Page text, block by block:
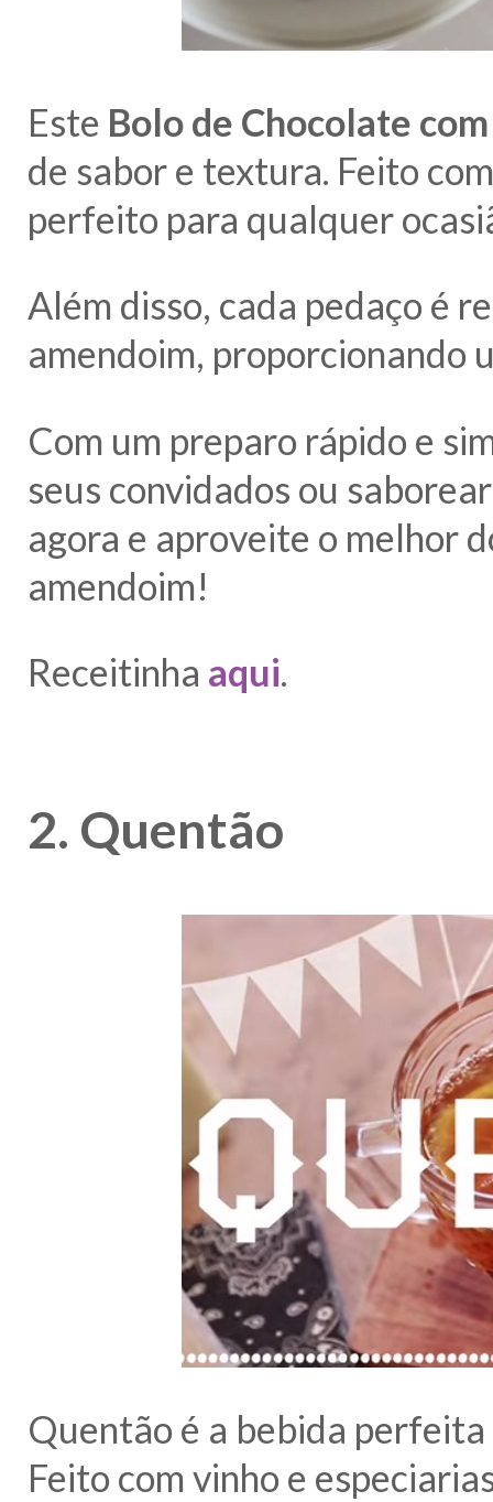
Este Bolo de Chocolate
de sabor e textura. Feito
perfeito para qualquer
Além disso, cada pedaço é
amendoim, proporcionando
Com um preparo rápido e
seus convidados ou
agora e aproveite o melhor
amendoim!
Receitinha aqui.
2. Quentão
Quentão é a bebida
Feito com vinho e